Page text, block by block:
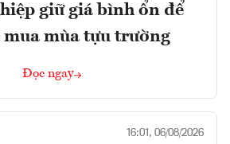
giữ giá bình ổn để
mua mùa tựu trường
Đọc ngay
16:01, 06/08/2026